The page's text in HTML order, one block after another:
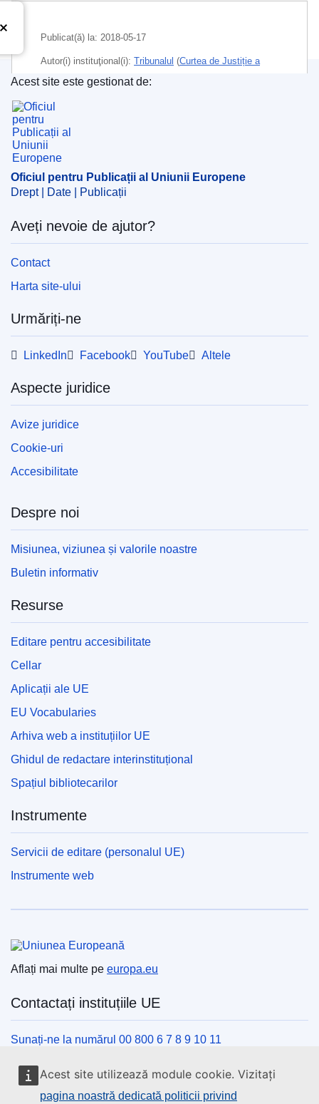
Acest site utilizează module cookie. Vizitați
pagina noastră dedicată politicii privind
Publicat(ă) la: 2018-05-17
Autor(i) instituţional(i): Tribunalul (Curtea de Justiție a
Uniunii Europene)
Subiecte:
iluminat
CELEX : 62018TN0311
OJ : JOC_2018_240_R_0065
IMMC : REQ-T-0311-2018
Oficiul pentru Publicații al Uniunii Europene
Acest site este gestionat de:
Oficiul pentru Publicații al Uniunii Europene
Drept | Date | Publicații
Aveți nevoie de ajutor?
Contact
Harta site-ului
Urmăriți-ne
LinkedIn Facebook YouTube Altele
Aspecte juridice
Avize juridice
Cookie-uri
Accesibilitate
Despre noi
Misiunea, viziunea și valorile noastre
Buletin informativ
Resurse
Editare pentru accesibilitate
Cellar
Aplicații ale UE
EU Vocabularies
Arhiva web a instituțiilor UE
Ghidul de redactare interinstituțional
Spațiul bibliotecarilor
Instrumente
Servicii de editare (personalul UE)
Instrumente web
Aflați mai multe pe europa.eu
Contactați instituțiile UE
Sunați-ne la numărul 00 800 6 7 8 9 10 11
Utilizați alte opțiuni telefonice
Scrieți-ne completând formularul de contact